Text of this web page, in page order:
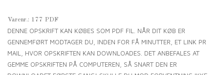
Varenr.: 177 PDF
DENNE OPSKRIFT KAN KØBES SOM PDF FIL. NÅR DIT KØB ER
GENNEMFØRT MODTAGER DU, INDEN FOR FÅ MINUTTER, ET LINK PR
MAIL, HVOR OPSKRIFTEN KAN DOWNLOADES. DET ANBEFALES AT
GEMME OPSKRIFTEN PÅ COMPUTEREN, SÅ SNART DEN ER